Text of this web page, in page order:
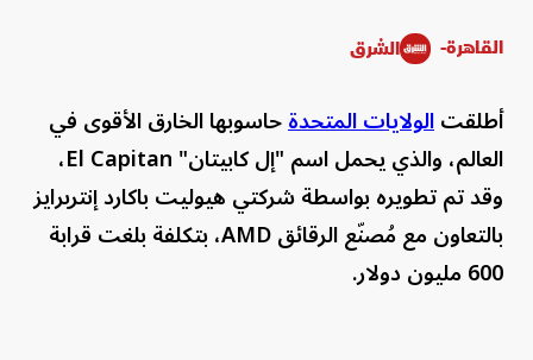
القاهرة- الشرق
أطلقتالولايات المتحدةحاسوبها الخارق الأقوى في
العالم، والذي يحمل اسم "إل كابيتان" El Capitan،
وقد تم تطويره بواسطة شركتي هيوليت باكارد إنتربرايز
بالتعاون مع مُصنّع الرقائق AMD، بتكلفة بلغت قرابة
600 مليون دولار.